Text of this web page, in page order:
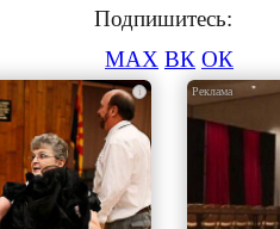
Подпишитесь:
MAX ВК ОК
i